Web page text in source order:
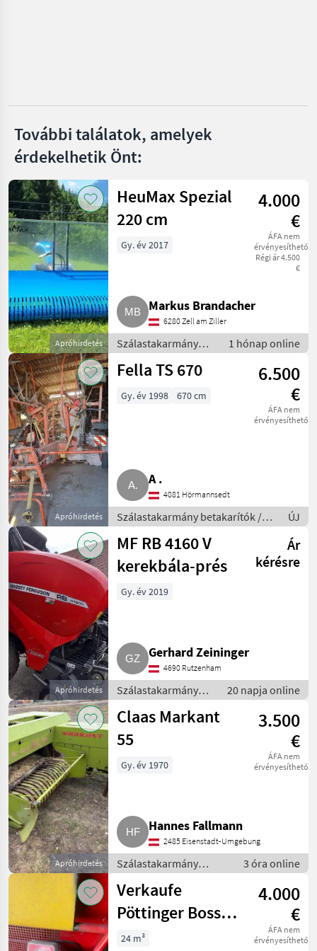
Strautmann
Claas
Mind a 36
megjelenítése
MARKETPLACE
Marketplace
Kereskedői
ajánlatok
Apróhirdetések
További találatok, amelyek
érdekelhetik Önt:
Apróhirdetés
HeuMax Spezial
220 cm
4.000
€
ÁFA nem
érvényesíthető
Régi ár 4.500
€
Gy. év 2017
Markus Brandacher
6280 Zell am Ziller
Szálastakarmány
betakarítók / Hegyi
gépesítés
1 hónap online
Apróhirdetés
Fella TS 670
6.500
€
ÁFA nem
érvényesíthető
Gy. év 1998 670 cm
A .
4081 Hörmannsedt
Szálastakarmány betakarítók /
Rendsodró
ÚJ
Apróhirdetés
MF RB 4160 V
kerekbála-prés
Ár
kérésre
Gy. év 2019
Gerhard Zeininger
4690 Rutzenham
Szálastakarmány
betakarítók /
Körbálázó
20 napja online
Apróhirdetés
Claas Markant
55
3.500
€
ÁFA nem
érvényesíthető
Gy. év 1970
Hannes Fallmann
2485 Eisenstadt-Umgebung
Szálastakarmány
betakarítók / Kisbálázó
3 óra online
Verkaufe
Pöttinger Boss 1
Hochlader
4.000
€
ÁFA nem
érvényesíthető
24 m³